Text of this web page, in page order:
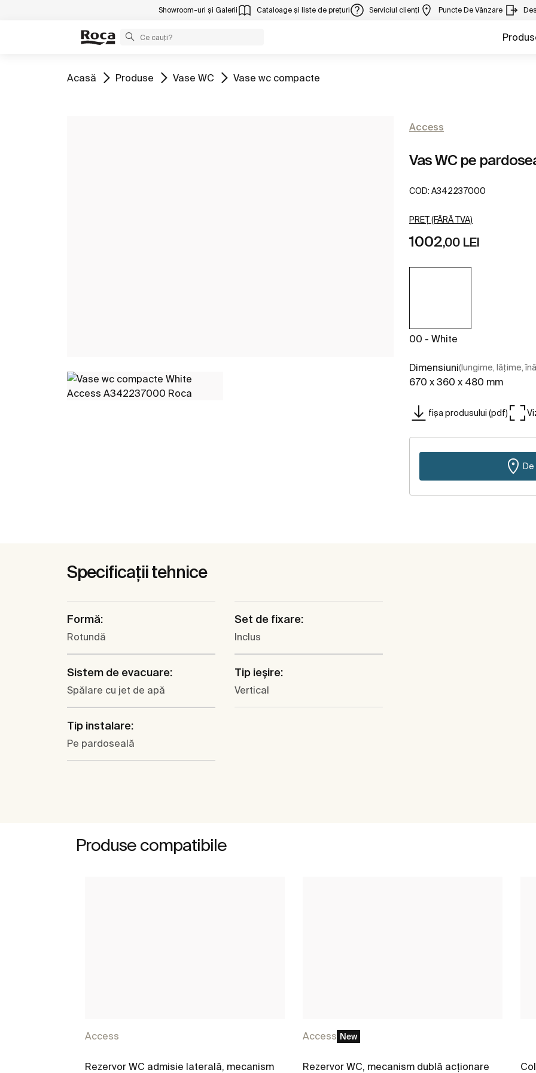
Showroom-uri și Galerii Cataloage și liste de prețuri Serviciul clienți Puncte De Vânzare
Mergeți la
Acasă Mergeți la
Produse Mergeți la
Vase WC Mergeți la
Vase wc compacte
Access
Vas WC pe
COD: A342237000
PREȚ (FĂRĂ TVA)
1002,00 LEI
00 - White
Dimensiuni(lungime, lățime,
670 x 360 x 480 mm
fișa produsului (pdf)
Specificații tehnice
Formă:
Rotundă
Set de fixare:
Inclus
Sistem de evacuare:
Spălare cu jet de apă
Tip ieşire:
Vertical
Tip instalare:
Pe pardoseală
Produse compatibile
Access
Rezervor WC admisie laterală, mecanism
Access New
Rezervor WC, mecanism dublă acționare